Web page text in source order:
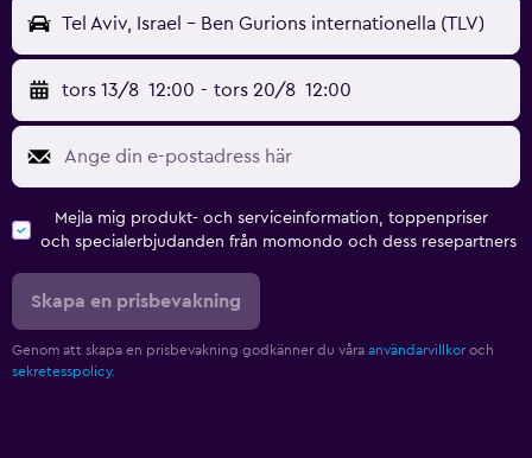
Tel Aviv, Israel - Ben Gurions internationella (TLV)
tors 13/8 12:00 - tors 20/8 12:00
Mejla mig produkt- och serviceinformation, toppenpriser
och specialerbjudanden från momondo och dess resepartners
Skapa en prisbevakning
Genom att skapa en prisbevakning godkänner du våra användarvillkor och
sekretesspolicy.